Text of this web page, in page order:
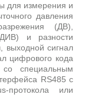
для измерения и
давления
(ДВ),
и разности
выходной сигнал
цифрового кода
специальным
RS485 с
протокола или